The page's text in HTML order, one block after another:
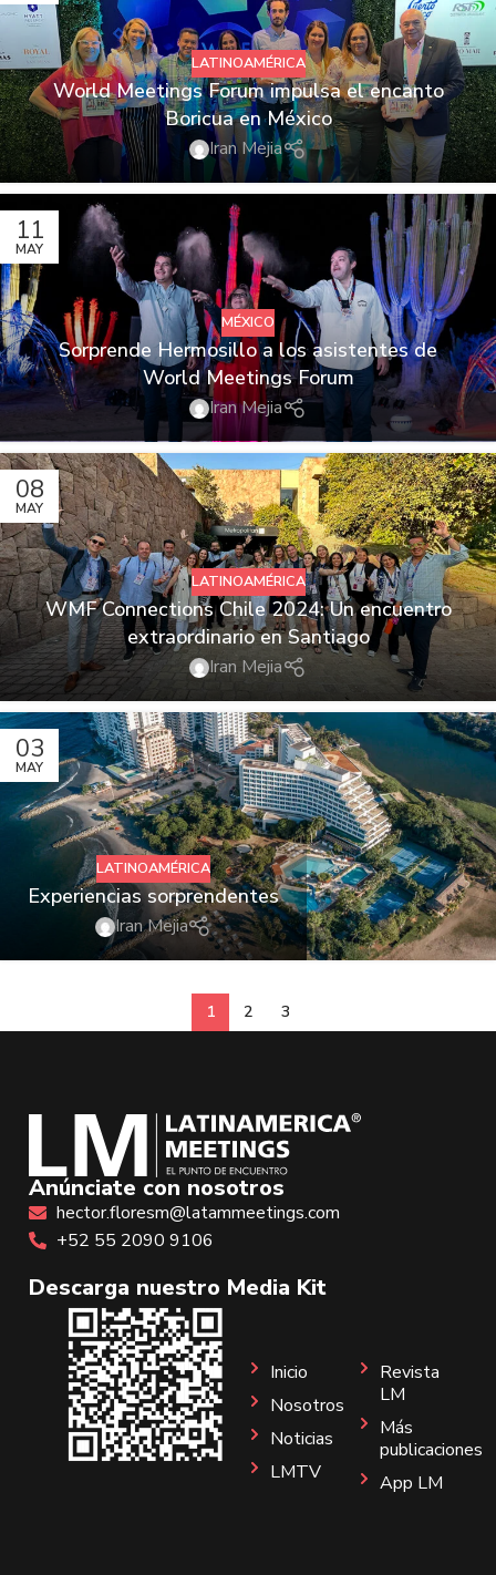
LATINOAMÉRICA
World Meetings Forum impulsa el encanto
Boricua en México
Iran Mejia
11
MAY
MÉXICO
Sorprende Hermosillo a los asistentes de
World Meetings Forum
Iran Mejia
08
MAY
LATINOAMÉRICA
WMF Connections Chile 2024: Un encuentro
extraordinario en Santiago
Iran Mejia
03
MAY
LATINOAMÉRICA
Experiencias sorprendentes
Iran Mejia
1 2 3
Anúnciate con nosotros
hector.floresm@latammeetings.com
+52 55 2090 9106
Descarga nuestro Media Kit
Inicio
Nosotros
Noticias
LMTV
Revista
LM
Más
publicaciones
App LM